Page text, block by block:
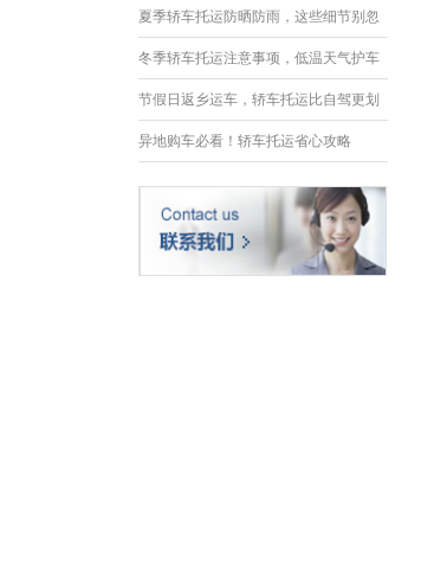
夏季轿车托运防晒防雨，这些细节别忽
略
冬季轿车托运注意事项，低温天气护车
指南
节假日返乡运车，轿车托运比自驾更划
算
异地购车必看！轿车托运省心攻略